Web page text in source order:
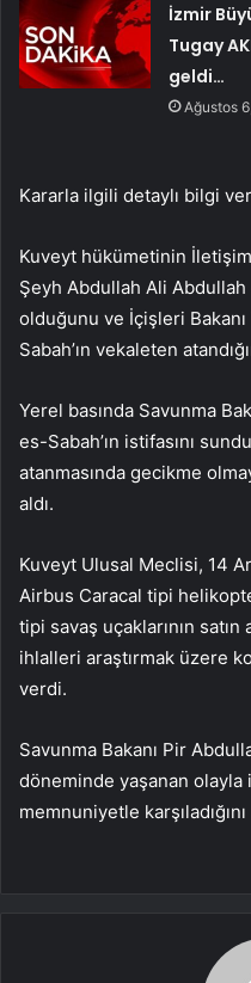
İzmir
Tugay
geldi…
Ağustos
Kararla ilgili detaylı bilgi
Kuveyt hükümetinin
Şeyh Abdullah Ali Abdullah
olduğunu ve İçişleri
Sabah’ın vekaleten
Yerel basında Savunma
es-Sabah’ın istifasını
atanmasında gecikme
aldı.
Kuveyt Ulusal Meclisi, 14
Airbus Caracal tipi
tipi savaş uçaklarının
ihlalleri araştırmak üzere
verdi.
Savunma Bakanı Pir
döneminde yaşanan olayla
memnuniyetle karşıladığını